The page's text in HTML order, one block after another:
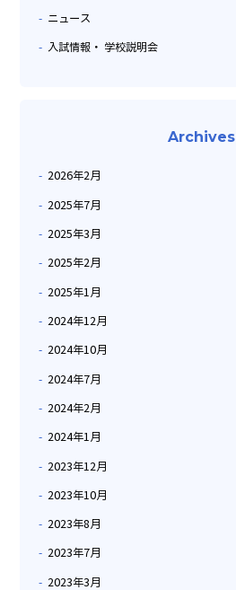
ニュース
入試情報・ 学校説明会
Archives
2026年2月
2025年7月
2025年3月
2025年2月
2025年1月
2024年12月
2024年10月
2024年7月
2024年2月
2024年1月
2023年12月
2023年10月
2023年8月
2023年7月
2023年3月